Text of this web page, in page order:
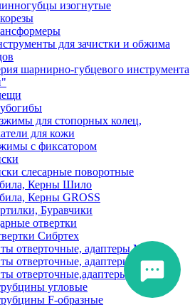
изогнутые
для зачистки и обжима
шарнирно-губцевого инструмента
для стопорных колец,
для кожи
с фиксатором
слесарные поворотные
Керны Шило
Керны GROSS
Буравчики
отвертки
Сибртех
отверточные, адаптеры Matrix
отверточные, адаптеры Прочие
отверточные,адаптеры Сибртех
угловые
F-образные